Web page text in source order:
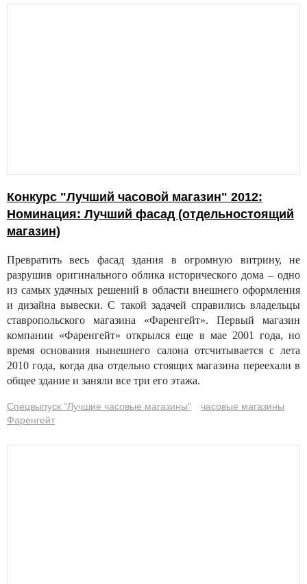
Конкурс "Лучший часовой магазин" 2012:
Номинация: Лучший фасад (отдельностоящий
магазин)
Превратить весь фасад здания в огромную витрину, не
разрушив оригинального облика исторического дома – одно
из самых удачных решений в области внешнего оформления
и дизайна вывески. С такой задачей справились владельцы
ставропольского магазина «Фаренгейт». Первый магазин
компании «Фаренгейт» открылся еще в мае 2001 года, но
время основания нынешнего салона отсчитывается с лета
2010 года, когда два отдельно стоящих магазина переехали в
общее здание и заняли все три его этажа.
Спецвыпуск "Лучшие часовые магазины"
часовые магазины
Фаренгейт